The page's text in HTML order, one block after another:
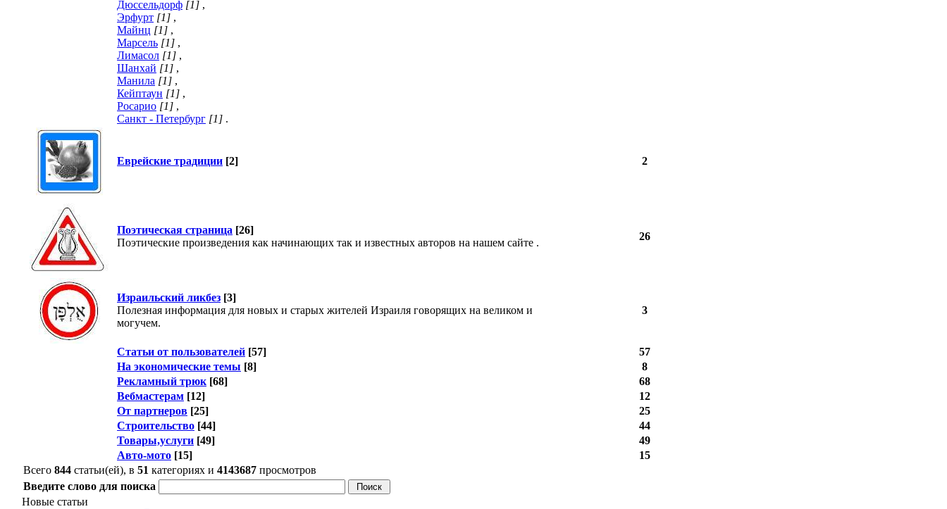
Дюссельдорф [1] ,
Эрфурт [1] ,
Майнц [1] ,
Марсель [1] ,
Лимасол [1] ,
Шанхай [1] ,
Манила [1] ,
Кейптаун [1] ,
Росарио [1] ,
Санкт - Петербург [1] .
Еврейские традиции [2] 2
Поэтическая страница [26]
Поэтические произведения как начинающих так и известных авторов на нашем сайте .
26
Израильский ликбез [3]
Полезная информация для новых и старых жителей Израиля говорящих на великом и
могучем.
3
Статьи от пользователей [57]
57
На экономические темы [8]
8
Рекламный трюк [68]
68
Вебмастерам [12]
12
От партнеров [25]
25
Строительство [44]
44
Товары,услуги [49]
49
Авто-мото [15]
15
Всего 844 статьи(ей), в 51 категориях и 4143687 просмотров
Введите слово для поиска
Новые статьи